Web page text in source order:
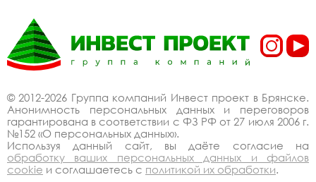
© 2012-2026 Группа компаний Инвест проект в Брянске.
Анонимность персональных данных и переговоров
гарантирована в соответствии с ФЗ РФ от 27 июля 2006 г.
№152 «О персональных данных».
Используя данный сайт, вы даёте согласие на
обработку ваших персональных данных и файлов
cookie и соглашаетесь с политикой их обработки.